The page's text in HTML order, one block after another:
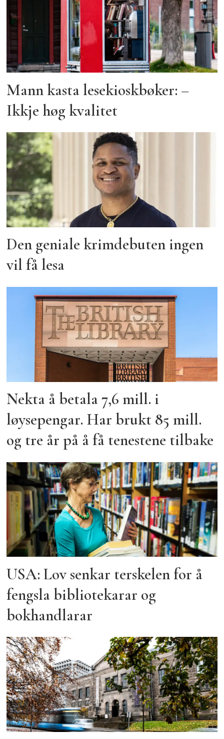
Mann kasta lesekioskbøker: –
Ikkje høg kvalitet
Den geniale krimdebuten ingen
vil få lesa
Nekta å betala 7,6 mill. i
løysepengar. Har brukt 85 mill.
og tre år på å få tenestene tilbake
USA: Lov senkar terskelen for å
fengsla bibliotekarar og
bokhandlarar